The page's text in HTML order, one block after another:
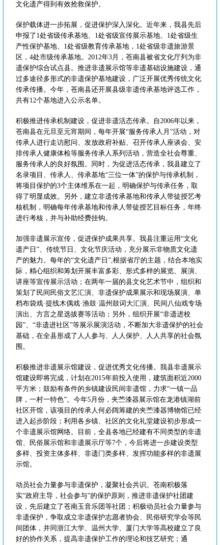
文化遗产得到有效抢救保护。
保护载体进一步拓展，促进保护深入深化。近年来，我县先后
申报了1处省级传承基地、1处省级宣传展示基地、1处省级生
产性保护基地、1处省级教育传承基地，1处省级非遗旅游景
区，4处市级传承基地。2012年3月，苍南县被省文化厅列为非
遗保护综合试点县。推进非遗展示馆等非遗基础设施建设，通
过多途径多形式的非遗保护基地建设，广泛开展优秀传统文化
传承传播。今年，苍南县还开展县级非遗传承基地评选工作，
共有12个基地进入公示名单。
积极推进传承机制建设，促进非遗活态传承。自2006年以来，
苍南县在元旦至元宵期间，每年开展“服务传承人月”活动，对
传承人进行走访慰问、发放政府补贴、召开传承人座谈会、安
排传承人健康体检等服务传承人系列活动，营造全社会尊重、
服务传承人的良好氛围。同时，为促进活态传承，我县建立了
名录项目、传承人、传承基地“三位一体”的保护与传承机制，
将项目保护的3个主体维系在一起，明确保护与传承任务，取
得了明显成效。另外，建立非遗传承基地和传承人带徒授艺考
核机制，明确每年传承基地和传承人带徒授艺目标任务，年终
进行考核，并与补助经费挂钩。
加强非遗展示宣传，促进保护成果共享。我县注重运用“文化
遗产日”、传统节日、文化节庆活动，充分展示非物质文化遗
产的魅力。每年的“文化遗产日”,根据省厅的主题，结合本地实
际，精心组织和筹划开展丰富多彩、形式多样的展览、展演、
讲座等宣传展示活动；在两年一届的县文化艺术节中，组织和
策划了民间民俗文艺汇演、非遗保护成果展示和现场展演、单
档布袋戏·提线木偶戏·渔鼓·温州鼓词大汇演、民间八仙戏专场
演出、方言之星选拔赛等活动；另外，组织开展“非遗进校
园”、“非遗进社区”等展示展演活动，不断加大非遗保护的社会
基础，在全县形成了人人参与、人人保护、人人共享的社会氛
围。
积极推进非遗展示馆建设，促进优秀文化传播。我县非遗展示
馆建设即将完成，计划在2015年前投入使用，建筑面积近2000
平方米；鼓励有条件的乡镇建设民间非遗馆，力求“一镇一品
牌，一村一特色”。今年5月份，夹苎漆器展示馆在龙港镇湖前
社区开馆，该项目的传承人何必阔筹建的夹苎漆器博物馆已经
进入起步阶段；利用各乡镇、社区的文化礼堂建设初步形成一
个非遗展示馆网络。目前，全县各地已经建有不同类型的非遗
馆、民俗展示馆和非遗展示厅等7个，今后将进一步建设类型
多样、投资主体多样、非遗门类多样、发挥功能多样的非遗展
示馆。
动员社会力量参与非遗保护，凝聚社会共识。苍南积极落
实“政府主导，社会参与”的保护原则，推进非遗保护社团建
设，先后建立了苍南玉音乐团等社团；积极动员社会力量参与
非遗保护，争取成立非遗保护志愿者协会、民俗研究学会等民
间团体，并同浙江大学、温州大学、厦门大学等高校建立了良
好的协作关系，提高非遗保护工作的理论和技艺研究；通